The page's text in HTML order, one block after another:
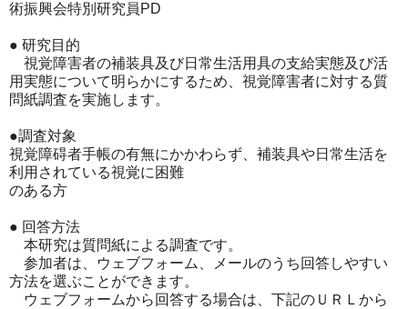
術振興会特別研究員PD
● 研究目的
視覚障害者の補装具及び日常生活用具の支給実態及び活
用実態について明らかにするため、視覚障害者に対する質
問紙調査を実施します。
●調査対象
視覚障碍者手帳の有無にかかわらず、補装具や日常生活を
利用されている視覚に困難
のある方
● 回答方法
本研究は質問紙による調査です。
参加者は、ウェブフォーム、メールのうち回答しやすい
方法を選ぶことができます。
ウェブフォームから回答する場合は、下記のＵＲＬから